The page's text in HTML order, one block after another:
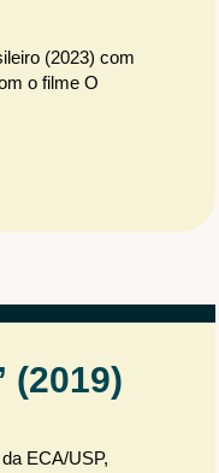
(2023) com
o filme O
(2019)
ECA/USP,